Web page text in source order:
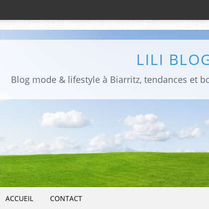
LILI
Blog mode & lifestyle à Biarritz, tendances et
ACCUEIL CONTACT